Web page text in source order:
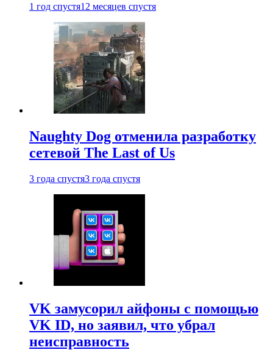
1 год спустя12 месяцев спустя
Naughty Dog отменила разработку
сетевой The Last of Us
3 года спустя3 года спустя
VK замусорил айфоны с помощью
VK ID, но заявил, что убрал
неисправность